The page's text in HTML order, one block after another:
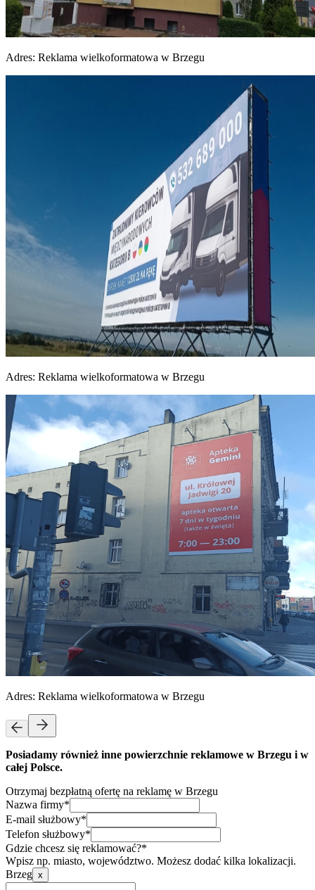
Adres: Reklama wielkoformatowa w Brzegu
Adres: Reklama wielkoformatowa w Brzegu
Adres: Reklama wielkoformatowa w Brzegu
Posiadamy również inne powierzchnie reklamowe w Brzegu i w
całej Polsce.
Otrzymaj bezpłatną ofertę na reklamę w Brzegu
Nazwa firmy*
E-mail służbowy*
Telefon służbowy*
Gdzie chcesz się reklamować?*
Wpisz np. miasto, województwo. Możesz dodać kilka lokalizacji.
Brzeg x